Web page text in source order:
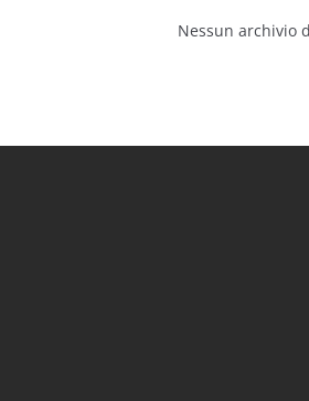
Nessun archivio